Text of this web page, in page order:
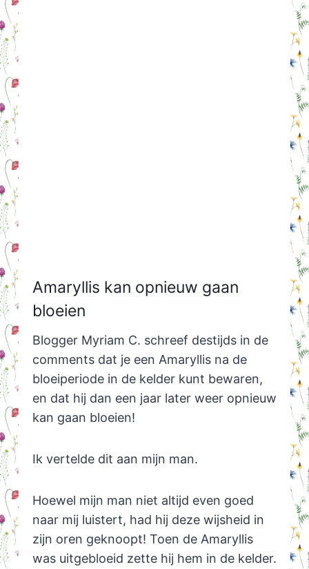
Amaryllis kan opnieuw gaan
bloeien
Blogger Myriam C. schreef destijds in de
comments dat je een Amaryllis na de
bloeiperiode in de kelder kunt bewaren,
en dat hij dan een jaar later weer opnieuw
kan gaan bloeien!
Ik vertelde dit aan mijn man.
Hoewel mijn man niet altijd even goed
naar mij luistert, had hij deze wijsheid in
zijn oren geknoopt! Toen de Amaryllis
was uitgebloeid zette hij hem in de kelder.